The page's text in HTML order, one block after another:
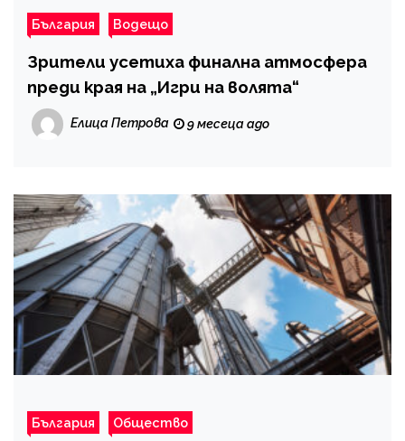
България Водещо
Зрители усетиха финална атмосфера
преди края на „Игри на волята“
Елица Петрова 9 месеца ago
България Общество